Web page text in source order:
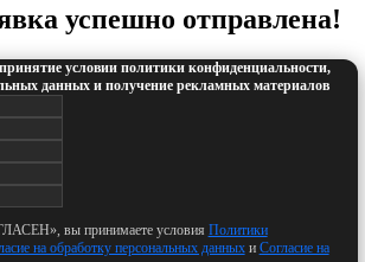
успешно отправлена!
условии политики конфиденциальности,
данных и получение рекламных материалов
вы принимаете условия Политики
на обработку персональных данныхи Согласие на